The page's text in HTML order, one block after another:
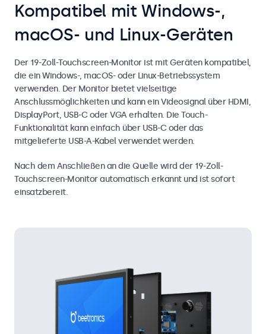
Kompatibel mit Windows-,
macOS- und Linux-Geräten
Der 19-Zoll-Touchscreen-Monitor ist mit Geräten kompatibel,
die ein Windows-, macOS- oder Linux-Betriebssystem
verwenden. Der Monitor bietet vielseitige
Anschlussmöglichkeiten und kann ein Videosignal über HDMI,
DisplayPort, USB-C oder VGA erhalten. Die Touch-
Funktionalität kann einfach über USB-C oder das
mitgelieferte USB-A-Kabel verwendet werden.
Nach dem Anschließen an die Quelle wird der 19-Zoll-
Touchscreen-Monitor automatisch erkannt und ist sofort
einsatzbereit.